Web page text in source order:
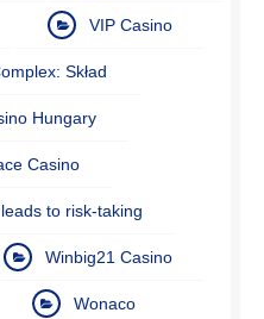
VIP Casino
Skład
Hungary
Casino
to risk-taking
Winbig21 Casino
Wonaco